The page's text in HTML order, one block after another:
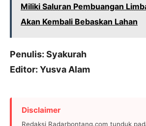
Miliki Saluran Pembuangan
Akan Kembali Bebaskan Lahan
Penulis: Syakurah
Editor: Yusva Alam
Disclaimer
Redaksi Radarbontang.com tunduk